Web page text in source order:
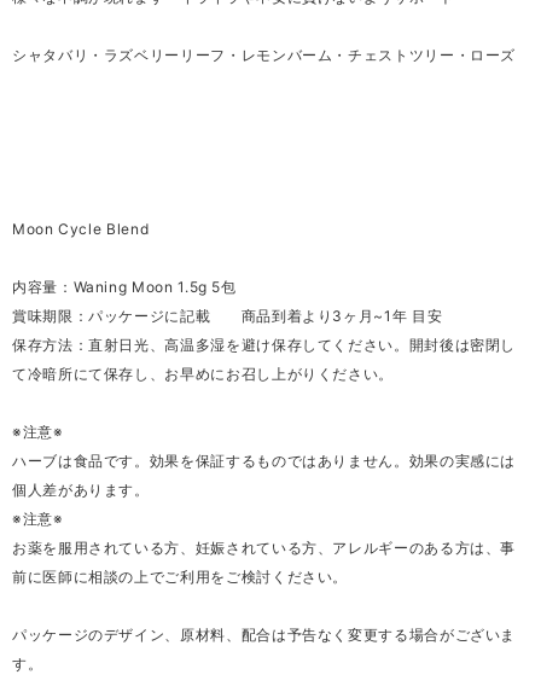
シャタバリ・ラズベリーリーフ・レモンバーム・チェストツリー・ローズ
Moon Cycle Blend
内容量：Waning Moon 1.5g 5包
賞味期限：パッケージに記載 商品到着より3ヶ月~1年 目安
保存方法：直射日光、高温多湿を避け保存してください。開封後は密閉し
て冷暗所にて保存し、お早めにお召し上がりください。
※注意※
ハーブは食品です。効果を保証するものではありません。効果の実感には
個人差があります。
※注意※
お薬を服用されている方、妊娠されている方、アレルギーのある方は、事
前に医師に相談の上でご利用をご検討ください。
パッケージのデザイン、原材料、配合は予告なく変更する場合がございま
す。